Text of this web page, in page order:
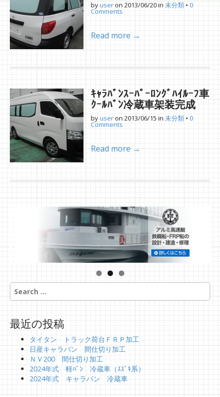
byuser on 2013/06/20in 未分類 • 0
Comments
Read more →
ｷｬﾗﾊﾞﾝｽｰﾊﾟｰﾛﾝｸﾞﾊｲﾙｰﾌ車
ｸｰﾙﾊﾞﾝ冷蔵車架装完成
byuser on 2013/06/15 in 未分類 • 0
Comments
Read more →
S
c
最近の投稿
タイタン トラック荷台ＦＲＰ加工
日産キャラバン 間仕切り加工
ＮＶ200 間仕切り加工
2024年式 軽ﾊﾞﾝ 冷蔵車（ｽｽﾞｷ系）
2024年式 キャラバン 冷蔵車